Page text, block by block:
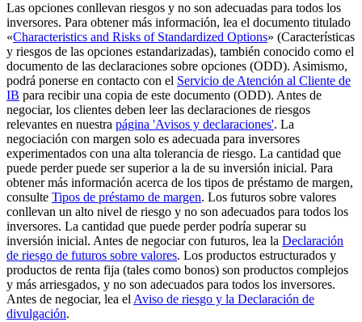
Las opciones conllevan riesgos y no son adecuadas para todos los
inversores. Para obtener más información, lea el documento titulado
«Characteristics and Risks of Standardized Options» (Características
y riesgos de las opciones estandarizadas), también conocido como el
documento de las declaraciones sobre opciones (ODD). Asimismo,
podrá ponerse en contacto con el Servicio de Atención al Cliente de
IB para recibir una copia de este documento (ODD). Antes de
negociar, los clientes deben leer las declaraciones de riesgos
relevantes en nuestra página 'Avisos y declaraciones'. La
negociación con margen solo es adecuada para inversores
experimentados con una alta tolerancia de riesgo. La cantidad que
puede perder puede ser superior a la de su inversión inicial. Para
obtener más información acerca de los tipos de préstamo de margen,
consulte Tipos de préstamo de margen. Los futuros sobre valores
conllevan un alto nivel de riesgo y no son adecuados para todos los
inversores. La cantidad que puede perder podría superar su
inversión inicial. Antes de negociar con futuros, lea la Declaración
de riesgo de futuros sobre valores. Los productos estructurados y
productos de renta fija (tales como bonos) son productos complejos
y más arriesgados, y no son adecuados para todos los inversores.
Antes de negociar, lea el Aviso de riesgo y la Declaración de
divulgación.